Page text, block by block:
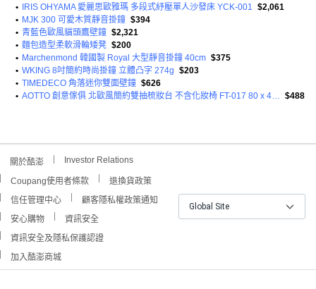
• IRIS OHYAMA 愛麗思歐雅瑪 多段式紓壓單人沙發床 YCK-001
$2,061
• MJK 300 可愛木質靜音掛鐘 $394
• 青藍色歐風貓頭鷹壁鐘 $2,321
• 麵包造型柔軟滑輪矮凳 $200
• Marchenmond 韓國製 Royal 大型靜音掛鐘 40cm $375
• WKING 8吋簡約時尚掛鐘 立體凸字 274g $203
• TIMEDECO 角落迷你雙面壁鐘 $626
•
$488
關於酷澎 Investor Relations
Coupang使用者條款
退換貨政策
信任管理中心
顧客隱私權政策通知
安心購物
資訊安全
資訊安全及隱私保護認證
加入酷澎商城
Global Site